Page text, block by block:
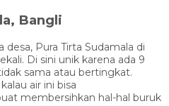
Bangli
desa, Pura Tirta Sudamala di
Di sini unik karena ada 9
sama atau bertingkat.
air ini bisa
membersihkan hal-hal buruk